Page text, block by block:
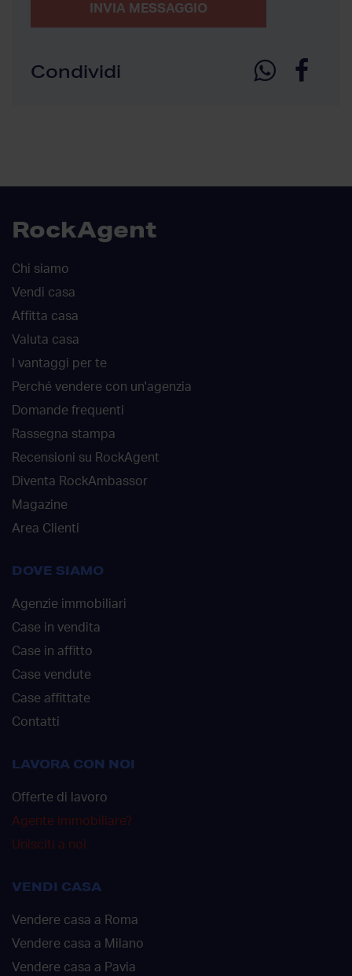
INVIA MESSAGGIO
Condividi
RockAgent
Chi siamo
Vendi casa
Affitta casa
Valuta casa
I vantaggi per te
Perché vendere con un'agenzia
Domande frequenti
Rassegna stampa
Recensioni su RockAgent
Diventa RockAmbassor
Magazine
Area Clienti
DOVE SIAMO
Agenzie immobiliari
Case in vendita
Case in affitto
Case vendute
Case affittate
Contatti
LAVORA CON NOI
Offerte di lavoro
Agente immobiliare?
Unisciti a noi
VENDI CASA
Vendere casa a Roma
Vendere casa a Milano
Vendere casa a Pavia